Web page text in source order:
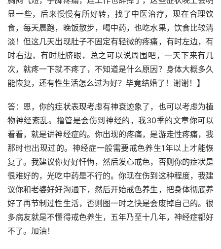
显一些，后来慢慢有所好转，找了中医治疗，现在合理饮
食，每天晨跑，晚饭散步，喝中药，也吃水果，饮食比较清
淡！但这几天出现肚子不固定有轻微的疼痛，有时左边，有
时右边，有时肚脐眼，总之可以说周围吧，一天下来有几
次，就疼一下就不疼了，不知道是什么原因？身体大概多久
能恢复，还有性生活怎么过为好？毕竟结婚了！谢谢！】
答：恩，你的症状表现考虑有神衰迹象了，也可以考虑为植
物神经紊乱。撸管是会伤到神经的，我30季的文章你可以
看看，就是讲神经症的。你出现的疼痛，是游走性疼痛，我
那时也出现过的。神经症一般需要戒色养生1年以上才能恢
复了。我建议你好好忏悔，然后发心戒色，否则你的症状是
很难好的，光吃中药是不行的。你现在伤到这种程度，我建
议你和老婆好好沟通下，然后开始戒色养生，把身体彻底养
好了再节制过性生活，否则图一时之快是会废掉自己的。很
多病友就是不懂得戒色养生，五年乃至十几年，神经症都好
不了。加油！